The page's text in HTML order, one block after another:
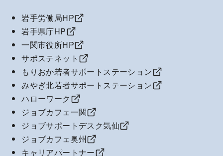
岩手労働局HP
岩手県庁HP
一関市役所HP
サポステネット
もりおか若者サポートステーション
みやぎ北若者サポートステーション
ハローワーク
ジョブカフェ一関
ジョブサポートデスク気仙
ジョブカフェ奥州
キャリアパートナー